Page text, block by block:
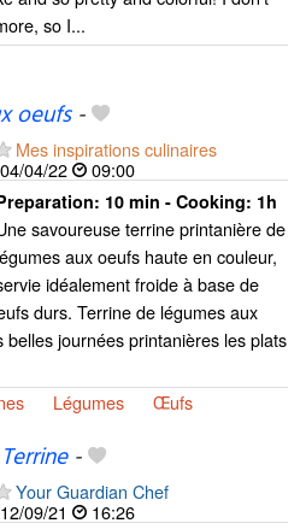
so I...
oeufs-
Mes inspirations culinaires
04/04/22
09:00
10 min - Cooking: 1h
savoureuse terrine printanière de
aux oeufs haute en couleur,
idéalement froide à base de
durs. Terrine de légumes aux
journées printanières les plats
Légumes Œufs
-
Your Guardian Chef
12/09/21
16:26